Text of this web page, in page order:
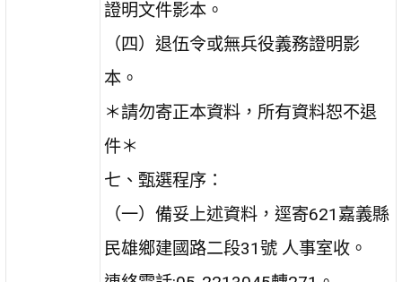
證明文件影本。
（四）退伍令或無兵役義務證明影
本。
＊請勿寄正本資料，所有資料恕不退
件＊
七、甄選程序：
（一）備妥上述資料，逕寄621嘉義縣
民雄鄉建國路二段31號 人事室收。